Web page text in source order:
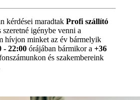
kérdései maradtak Profi szállító
igénybe venni a
hívjon minket az év bármelyik
- 22:00 órájában bármikor a +36
és szakembereink